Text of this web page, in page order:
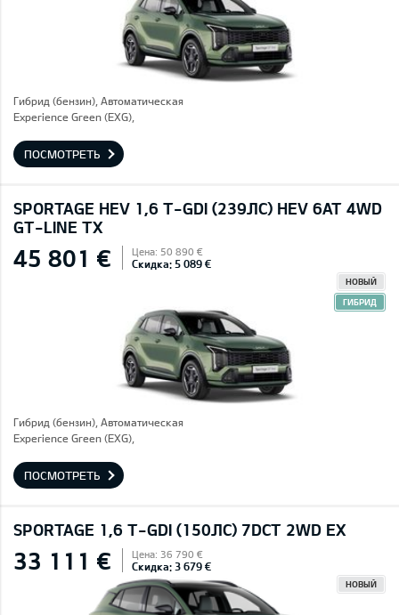
Гибрид (бензин), Автоматическая
Experience Green (EXG),
ПОСМОТРЕТЬ
SPORTAGE HEV 1,6 T-GDI (239ЛС) HEV 6AT 4WD
GT-LINE TX
45 801 € Цена: 50 890 €
Скидка: 5 089 €
НОВЫЙ
ГИБРИД
Гибрид (бензин), Автоматическая
Experience Green (EXG),
ПОСМОТРЕТЬ
SPORTAGE 1,6 T-GDI (150ЛС) 7DCT 2WD EX
33 111 € Цена: 36 790 €
Скидка: 3 679 €
НОВЫЙ